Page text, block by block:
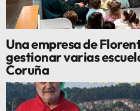
Una empresa de
gestionar varias
Coruña